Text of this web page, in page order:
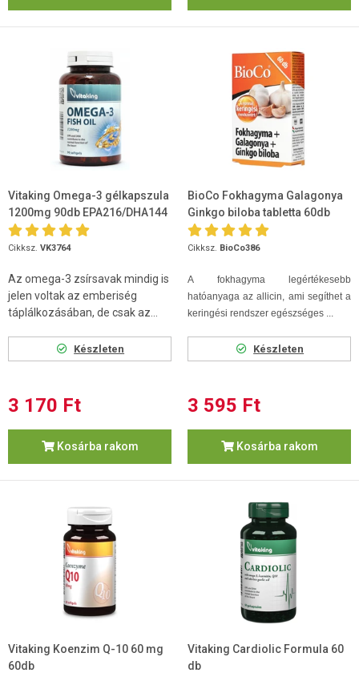
Vitaking Omega-3 gélkapszula
1200mg 90db EPA216/DHA144
Cikksz. VK3764
Az omega-3 zsírsavak mindig is
jelen voltak az emberiség
táplálkozásában, de csak az...
Készleten
3 170 Ft
Kosárba rakom
BioCo Fokhagyma Galagonya
Ginkgo biloba tabletta 60db
Cikksz. BioCo386
A fokhagyma legértékesebb
hatóanyaga az allicin, ami segíthet a
keringési rendszer egészséges ...
Készleten
3 595 Ft
Kosárba rakom
Vitaking Koenzim Q-10 60 mg
60db
Vitaking Cardiolic Formula 60
db